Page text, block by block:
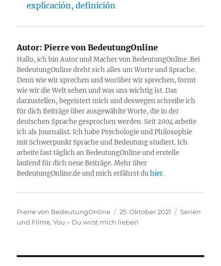
explicación, definición
Autor: Pierre von BedeutungOnline
Hallo, ich bin Autor und Macher von BedeutungOnline. Bei
BedeutungOnline dreht sich alles um Worte und Sprache.
Denn wie wir sprechen und worüber wir sprechen, formt
wie wir die Welt sehen und was uns wichtig ist. Das
darzustellen, begeistert mich und deswegen schreibe ich
für dich Beiträge über ausgewählte Worte, die in der
deutschen Sprache gesprochen werden. Seit 2004 arbeite
ich als Journalist. Ich habe Psychologie und Philosophie
mit Schwerpunkt Sprache und Bedeutung studiert. Ich
arbeite fast täglich an BedeutungOnline und erstelle
laufend für dich neue Beiträge. Mehr über
BedeutungOnline.de und mich erfährst duhier.
Autor
Pierre von BedeutungOnline
Veröffentlicht
am
25. Oktober 2021 Kategorien
Serien
und Filme ,You – Du wirst mich lieben